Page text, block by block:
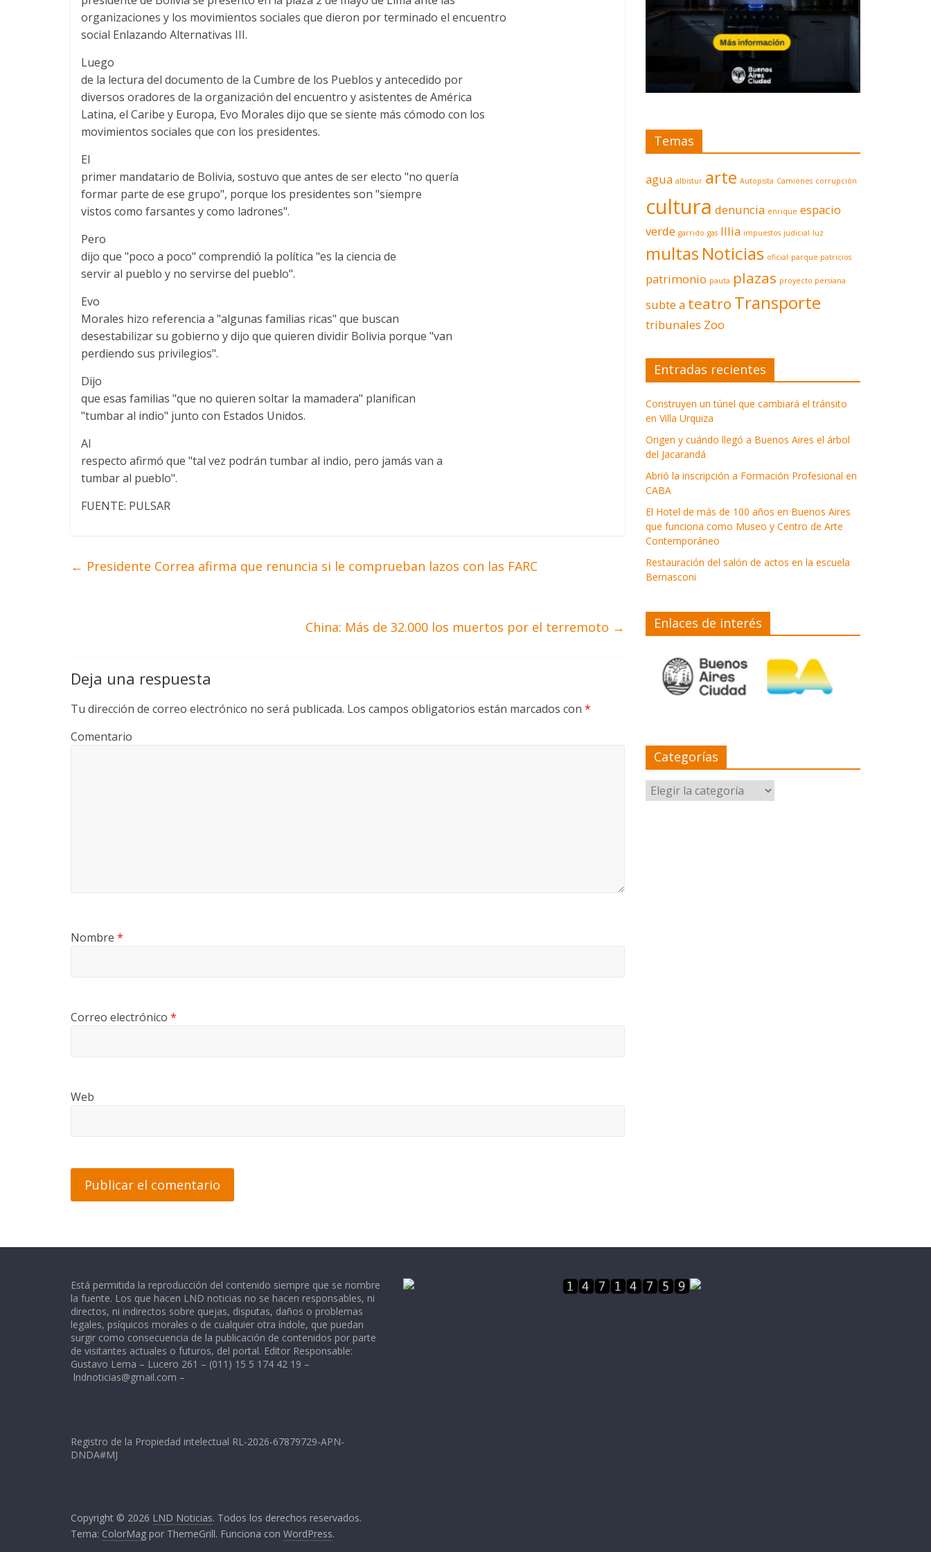
organizaciones y los movimientos sociales que dieron por terminado el encuentro
social Enlazando Alternativas III.
Luego
de la lectura del documento de la Cumbre de los Pueblos y antecedido por
diversos oradores de la organización del encuentro y asistentes de América
Latina, el Caribe y Europa, Evo Morales dijo que se siente más cómodo con los
movimientos sociales que con los presidentes.
El
primer mandatario de Bolivia, sostuvo que antes de ser electo "no quería
formar parte de ese grupo", porque los presidentes son "siempre
vistos como farsantes y como ladrones".
Pero
dijo que "poco a poco" comprendió la política "es la ciencia de
servir al pueblo y no servirse del pueblo".
Evo
Morales hizo referencia a "algunas familias ricas" que buscan
desestabilizar su gobierno y dijo que quieren dividir Bolivia porque "van
perdiendo sus privilegios".
Dijo
que esas familias "que no quieren soltar la mamadera" planifican
"tumbar al indio" junto con Estados Unidos.
Al
respecto afirmó que "tal vez podrán tumbar al indio, pero jamás van a
tumbar al pueblo".
FUENTE: PULSAR
← Presidente Correa afirma que renuncia si le comprueban lazos con las FARC
China: Más de 32.000 los muertos por el terremoto →
Deja una respuesta
Tu dirección de correo electrónico no será publicada. Los campos obligatorios están marcados con *
Comentario
Nombre *
Correo electrónico *
Web
Temas
agua albistur arte Autopista Camiones corrupción
cultura denuncia enrique espacio
verde garrido gas Illia impuestos judicial luz
multas Noticias oficial parque patricios
patrimonio pauta plazas proyecto persiana
subte a teatro Transporte
tribunales Zoo
Entradas recientes
Construyen un túnel que cambiará el tránsito
en Villa Urquiza
Origen y cuándo llegó a Buenos Aires el árbol
del Jacarandá
Abrió la inscripción a Formación Profesional en
CABA
El Hotel de más de 100 años en Buenos Aires
que funciona como Museo y Centro de Arte
Contemporáneo
Restauración del salón de actos en la escuela
Bernasconi
Enlaces de interés
Categorías
Categorías
Está permitida la reproducción del contenido siempre que se nombre
la fuente. Los que hacen LND noticias no se hacen responsables, ni
directos, ni indirectos sobre quejas, disputas, daños o problemas
legales, psíquicos morales o de cualquier otra índole, que puedan
surgir como consecuencia de la publicación de contenidos por parte
de visitantes actuales o futuros, del portal. Editor Responsable:
Gustavo Lema – Lucero 261 – (011) 15 5 174 42 19 –
lndnoticias@gmail.com –
Registro de la Propiedad intelectual RL-2026-67879729-APN-
DNDA#MJ
Copyright © 2026 LND Noticias. Todos los derechos reservados.
Tema: ColorMag por ThemeGrill. Funciona con WordPress.